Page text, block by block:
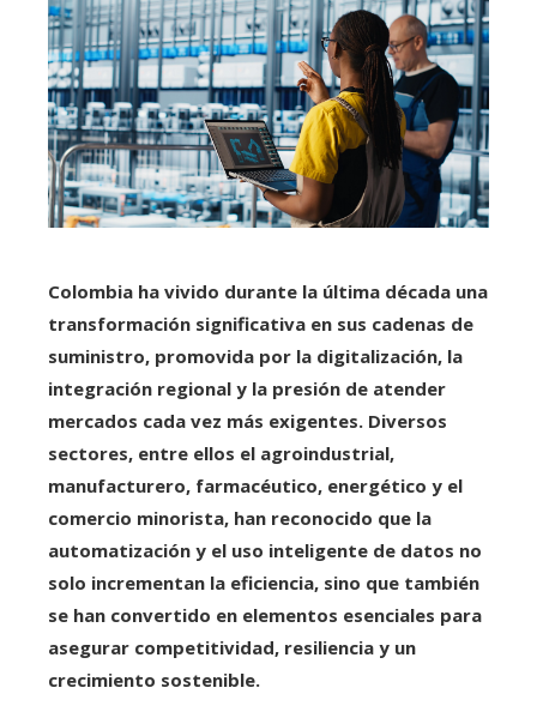
Colombia ha vivido durante la última década una
transformación significativa en sus cadenas de
suministro, promovida por la digitalización, la
integración regional y la presión de atender
mercados cada vez más exigentes. Diversos
sectores, entre ellos el agroindustrial,
manufacturero, farmacéutico, energético y el
comercio minorista, han reconocido que la
automatización y el uso inteligente de datos no
solo incrementan la eficiencia, sino que también
se han convertido en elementos esenciales para
asegurar competitividad, resiliencia y un
crecimiento sostenible.